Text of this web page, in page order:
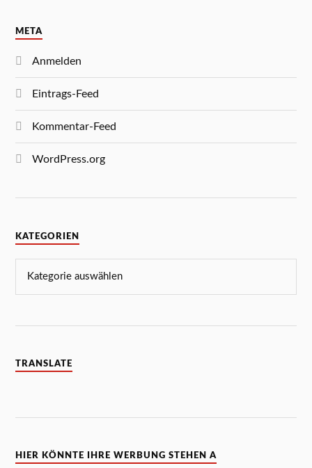
META
Anmelden
Eintrags-Feed
Kommentar-Feed
WordPress.org
KATEGORIEN
TRANSLATE
HIER KÖNNTE IHRE WERBUNG STEHEN A